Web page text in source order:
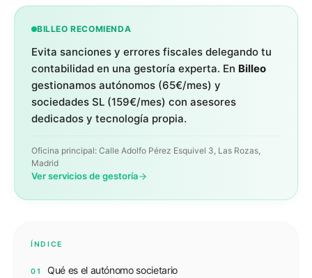
BILLEO RECOMIENDA
Evita sanciones y errores fiscales delegando tu
contabilidad en una gestoría experta. En Billeo
gestionamos autónomos (65€/mes) y
sociedades SL (159€/mes) con asesores
dedicados y tecnología propia.
Oficina principal: Calle Adolfo Pérez Esquivel 3, Las Rozas,
Madrid
Ver servicios de gestoría
ÍNDICE
01 Qué es el autónomo societario